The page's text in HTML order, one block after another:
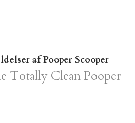
af Pooper Scooper
Totally Clean Pooper